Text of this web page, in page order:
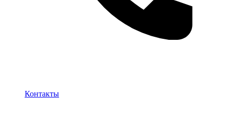
Контакты
Контакты